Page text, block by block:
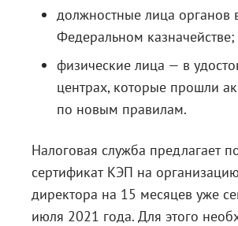
должностные лица органов
Федеральном казначействе;
физические лица — в
центрах, которые прошли
по новым правилам.
Налоговая служба предлагает
сертификат КЭП на
директора на 15 месяцев уже
июля 2021 года. Для этого